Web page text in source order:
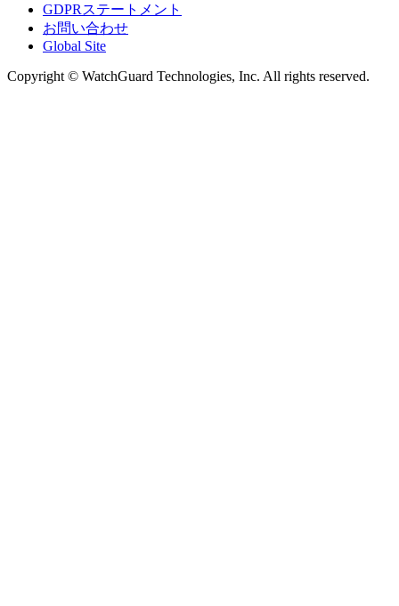
GDPRステートメント
お問い合わせ
Global Site
Copyright © WatchGuard Technologies, Inc. All rights reserved.